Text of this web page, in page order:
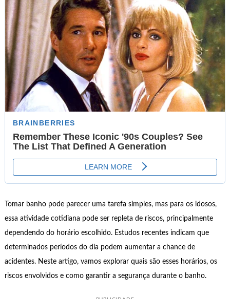
Tomar banho pode parecer uma tarefa simples, mas para os idosos,
essa atividade cotidiana pode ser repleta de riscos, principalmente
dependendo do horário escolhido. Estudos recentes indicam que
determinados períodos do dia podem aumentar a chance de
acidentes. Neste artigo, vamos explorar quais são esses horários, os
riscos envolvidos e como garantir a segurança durante o banho.